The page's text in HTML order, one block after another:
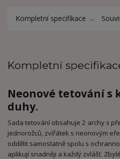
Kompletní specifikace
Kompletní
Neonové tetování s
duhy.
Sada tetování obsahuje 2 archy s
jednorožců, zvířátek s neonovým
oddělit samostatně spolu s
aplikují snadněji a každý zvlášť.